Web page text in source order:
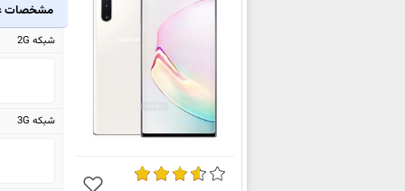
مشخصات
شبکه 2G
شبکه 3G